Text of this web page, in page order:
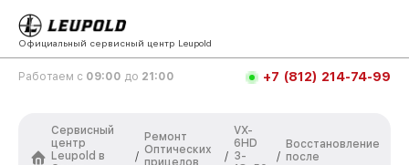
Официальный сервисный центр Leupold
Работаем с 09:00 до 21:00 +7 (812) 214-74-99
Сервисный
центр
Leupold в
/
Ремонт
Оптических
прицелов
/
VX-
6HD
3-
/
Восстановление
после